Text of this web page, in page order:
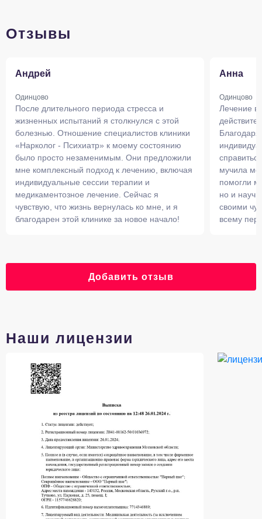
Отзывы
Андрей
Одинцово
После длительного периода стресса и
жизненных испытаний я столкнулся с этой
болезнью. Отношение специалистов клиники
«Нарколог - Психиатр» к моему состоянию
было просто незаменимым. Они предложили
мне комплексный подход к лечению, включая
индивидуальные сессии терапии и
медикаментозное лечение. Сейчас я
чувствую, что жизнь вернулась ко мне, и я
благодарен этой клинике за новое начало!
Анна
Одинцово
Лечение в
мучила
помогли
но и
своими
всему
Добавить отзыв
Наши лицензии